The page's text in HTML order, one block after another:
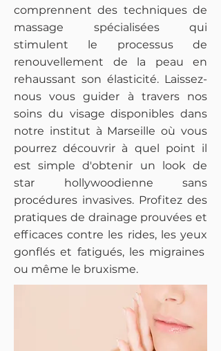
comprennent des techniques de
massage spécialisées qui
stimulent le processus de
renouvellement de la peau en
rehaussant son élasticité. Laissez-
nous vous guider à travers nos
soins du visage disponibles dans
notre institut à Marseille où vous
pourrez découvrir à quel point il
est simple d'obtenir un look de
star hollywoodienne sans
procédures invasives. Profitez des
pratiques de drainage prouvées et
efficaces contre les rides, les yeux
gonflés et fatigués, les migraines
ou même le bruxisme.